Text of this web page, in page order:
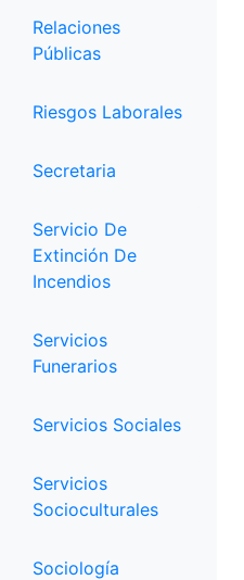
Relaciones
Públicas
Riesgos Laborales
Secretaria
Servicio De
Extinción De
Incendios
Servicios
Funerarios
Servicios Sociales
Servicios
Socioculturales
Sociología